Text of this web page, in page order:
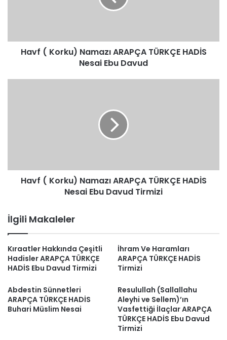
Ebu
DavudHavf ( Korku) Namazı ARAPÇA TÜRKÇE HADİS
Nesai Ebu Davud
Ebu
DavudHavf ( Korku) Namazı ARAPÇA TÜRKÇE HADİS
Nesai Ebu Davud Tirmizi
İlgili Makaleler
Kıraatler Hakkında Çeşitli
Hadisler ARAPÇA TÜRKÇE
HADİS Ebu Davud Tirmizi
İhram Ve Haramları
ARAPÇA TÜRKÇE HADİS
Tirmizi
Abdestin Sünnetleri
ARAPÇA TÜRKÇE HADİS
Buhari Müslim Nesai
Resulullah (Sallallahu
Aleyhi ve Sellem)’ın
Vasfettiği İlaçlar ARAPÇA
TÜRKÇE HADİS Ebu Davud
Tirmizi